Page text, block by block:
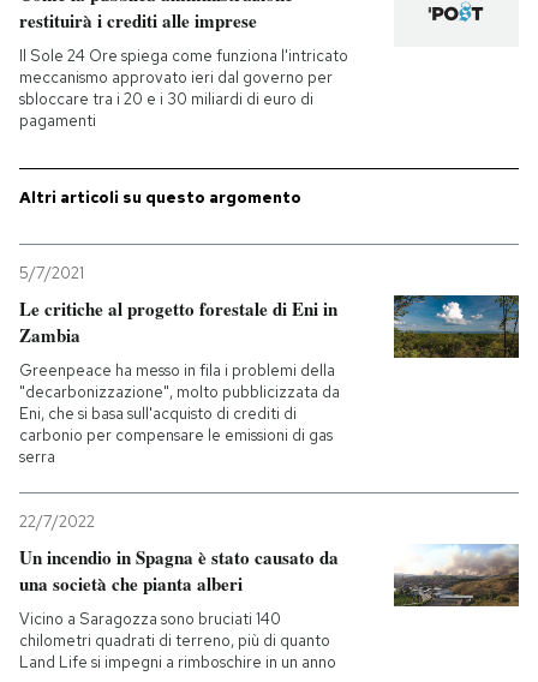
restituirà i crediti alle imprese
Il Sole 24 Ore spiega come funziona l'intricato
meccanismo approvato ieri dal governo per
sbloccare tra i 20 e i 30 miliardi di euro di
pagamenti
Altri articoli su questo argomento
5/7/2021
Le critiche al progetto forestale di Eni in
Zambia
Greenpeace ha messo in fila i problemi della
"decarbonizzazione", molto pubblicizzata da
Eni, che si basa sull'acquisto di crediti di
carbonio per compensare le emissioni di gas
serra
22/7/2022
Un incendio in Spagna è stato causato da
una società che pianta alberi
Vicino a Saragozza sono bruciati 140
chilometri quadrati di terreno, più di quanto
Land Life si impegni a rimboschire in un anno